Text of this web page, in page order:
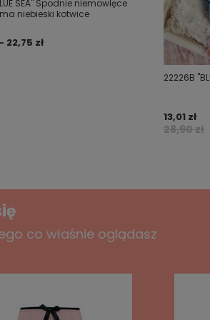
SEA" Spodnie niemowlęce
niebieski kotwice
22,75 zł
22226B
28,90 zł
13,01 zł
co właśnie oglądasz